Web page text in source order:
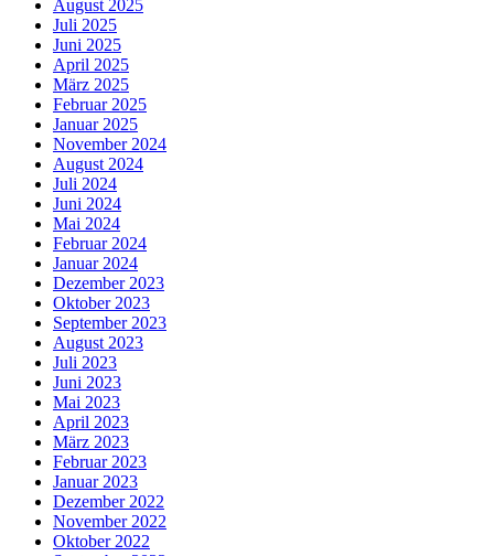
August 2025
Juli 2025
Juni 2025
April 2025
März 2025
Februar 2025
Januar 2025
November 2024
August 2024
Juli 2024
Juni 2024
Mai 2024
Februar 2024
Januar 2024
Dezember 2023
Oktober 2023
September 2023
August 2023
Juli 2023
Juni 2023
Mai 2023
April 2023
März 2023
Februar 2023
Januar 2023
Dezember 2022
November 2022
Oktober 2022